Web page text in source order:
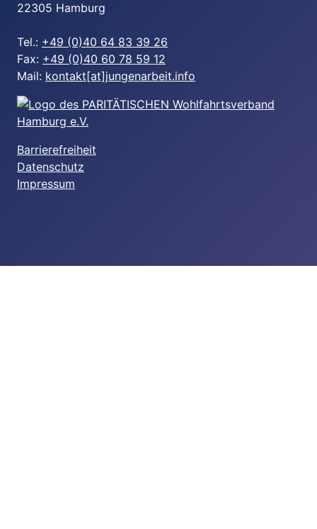
22305 Hamburg
Tel.: +49 (0)40 64 83 39 26
Fax: +49 (0)40 60 78 59 12
Mail: kontakt[at]jungenarbeit.info
Barrierefreiheit
Datenschutz
Impressum